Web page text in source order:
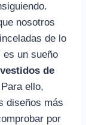
nosotros
de lo
es un sueño
vestidos de
ello,
diseños más
por